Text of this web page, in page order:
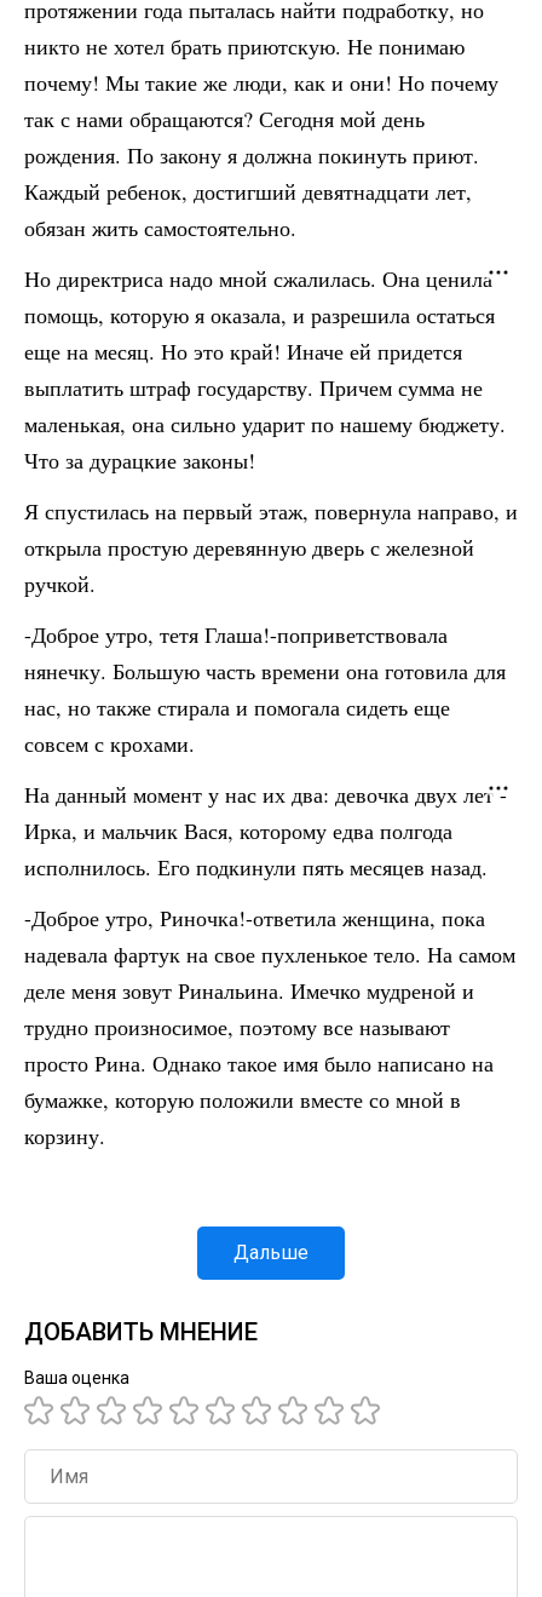
протяжении года пыталась найти подработку, но
никто не хотел брать приютскую. Не понимаю
почему! Мы такие же люди, как и они! Но почему
так с нами обращаются? Сегодня мой день
рождения. По закону я должна покинуть приют.
Каждый ребенок, достигший девятнадцати лет,
обязан жить самостоятельно.
Но директриса надо мной сжалилась. Она ценила
помощь, которую я оказала, и разрешила остаться
еще на месяц. Но это край! Иначе ей придется
выплатить штраф государству. Причем сумма не
маленькая, она сильно ударит по нашему бюджету.
Что за дурацкие законы!
Я спустилась на первый этаж, повернула направо, и
открыла простую деревянную дверь с железной
ручкой.
-Доброе утро, тетя Глаша!-поприветствовала
нянечку. Большую часть времени она готовила для
нас, но также стирала и помогала сидеть еще
совсем с крохами.
На данный момент у нас их два: девочка двух лет -
Ирка, и мальчик Вася, которому едва полгода
исполнилось. Его подкинули пять месяцев назад.
-Доброе утро, Риночка!-ответила женщина, пока
надевала фартук на свое пухленькое тело. На самом
деле меня зовут Ринальина. Имечко мудреной и
трудно произносимое, поэтому все называют
просто Рина. Однако такое имя было написано на
бумажке, которую положили вместе со мной в
корзину.
Дальше
ДОБАВИТЬ МНЕНИЕ
Ваша оценка